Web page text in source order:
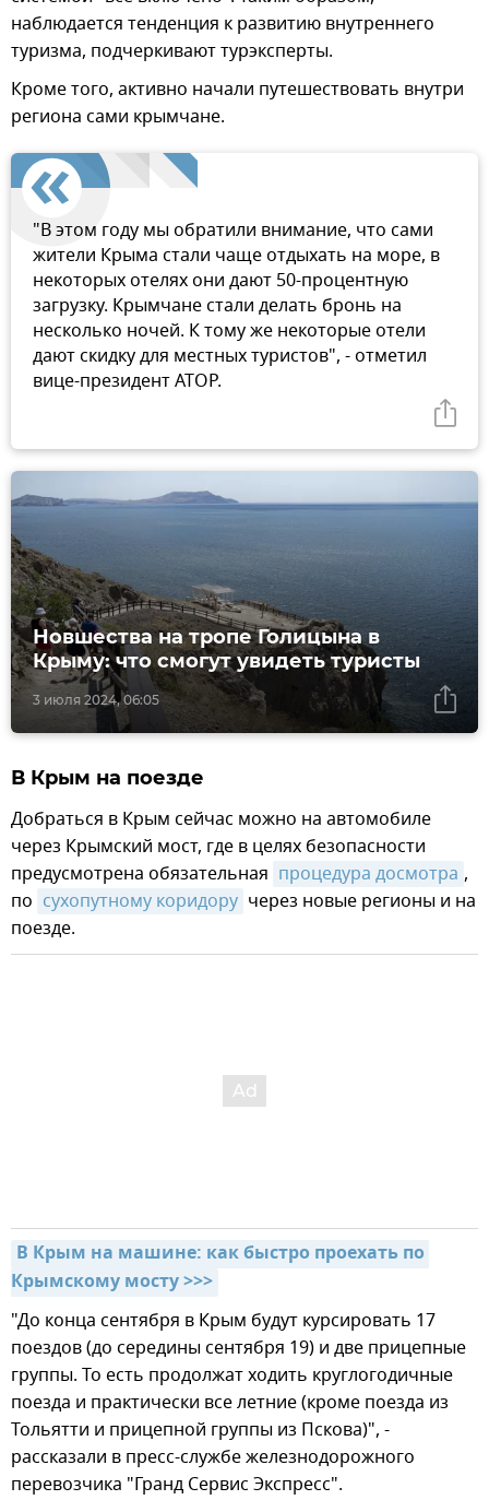
наблюдается тенденция к развитию внутреннего
туризма, подчеркивают турэксперты.
Кроме того, активно начали путешествовать внутри
региона сами крымчане.
"В этом году мы обратили внимание, что сами
жители Крыма стали чаще отдыхать на море, в
некоторых отелях они дают 50-процентную
загрузку. Крымчане стали делать бронь на
несколько ночей. К тому же некоторые отели
дают скидку для местных туристов", - отметил
вице-президент АТОР.
3 июля 2024, 06:05
Новшества на тропе Голицына в
Крыму: что смогут увидеть туристы
В Крым на поезде
Добраться в Крым сейчас можно на автомобиле
через Крымский мост, где в целях безопасности
предусмотрена обязательная процедура досмотра ,
по сухопутному коридору через новые регионы и на
поезде.
В Крым на машине: как быстро проехать по
Крымскому мосту >>>
"До конца сентября в Крым будут курсировать 17
поездов (до середины сентября 19) и две прицепные
группы. То есть продолжат ходить круглогодичные
поезда и практически все летние (кроме поезда из
Тольятти и прицепной группы из Пскова)", -
рассказали в пресс-службе железнодорожного
перевозчика "Гранд Сервис Экспресс".